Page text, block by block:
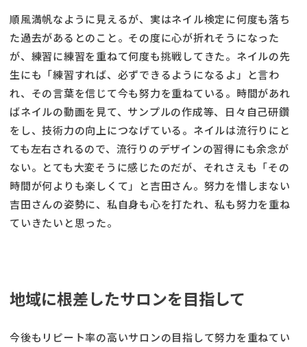
順風満帆なように見えるが、実はネイル検定に何度も落ち
た過去があるとのこと。その度に心が折れそうになった
が、練習に練習を重ねて何度も挑戦してきた。ネイルの先
生にも「練習すれば、必ずできるようになるよ」と言わ
れ、その言葉を信じて今も努力を重ねている。時間があれ
ばネイルの動画を見て、サンプルの作成等、日々自己研鑽
をし、技術力の向上につなげている。ネイルは流行りにと
ても左右されるので、流行りのデザインの習得にも余念が
ない。とても大変そうに感じたのだが、それさえも「その
時間が何よりも楽しくて」と吉田さん。努力を惜しまない
吉田さんの姿勢に、私自身も心を打たれ、私も努力を重ね
ていきたいと思った。
地域に根差したサロンを目指して
今後もリピート率の高いサロンの目指して努力を重ねてい